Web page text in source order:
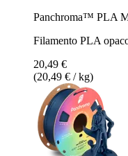
Panchroma™ PLA
Filamento PLA
20,49 €
(20,49 € / kg)